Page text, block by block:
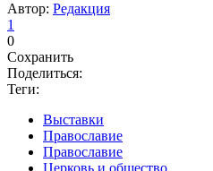
Автор: Редакция
1
0
Сохранить
Поделиться:
Теги:
Выставки
Православие
Православие